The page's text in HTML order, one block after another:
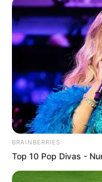
BRAINBERRIES
Top 10 Pop Divas -